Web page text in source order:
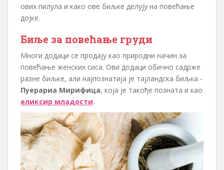
ових пилула и како ове биљке делују на повећање
дојке.
Биље за повећање груди
Многи додаци се продају као природни начин за
повећање женских сиса. Ови додаци обично садрже
разне биљке, али најпознатија је тајландска биљка -
Пуерариа Мирифица, која је такође позната и као
еликсир младости.